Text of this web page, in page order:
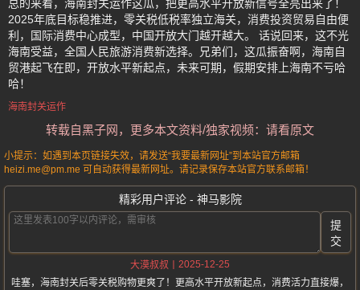
总的来看，海南封关运作这瓜，把更高水平开放新信号全亮出来了！
2025年底目标稳推进，零关税低税率独立海关，消费投资贸易自由便
利，国际消费中心成型，中国开放大门越开越大。 话说回来，这不光
海南受益，全国人民旅游消费新选择。兄弟们，这瓜振奋啊，海南自
贸港起飞在即，开放水平新起点，未来可期，假期安排上海南不亏哈
哈！
海南封关运作
转载自黑子网，更多本文资料/独家视频：请看原文
小提示：如遇到本页链接失效，请发送“我要最新网址”到本站官方邮箱
heizi.me@pm.me 可自动获得最新网址。请记录保存本站官方联系邮箱！
精彩用户评论 - 神马影院
提
交
大漠叔叔
2025-12-25
哇塞，海南封关后零关税购物更爽了！更高水平开放新起点，消费活力直接爆，